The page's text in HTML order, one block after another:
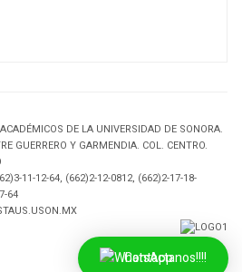
DE LA UNIVERSIDAD DE SONORA.
GUERRERO Y GARMENDIA. COL. CENTRO.
11-12-64, (662)2-12-0812, (662)2-17-18-
64
Contactanos!!!!